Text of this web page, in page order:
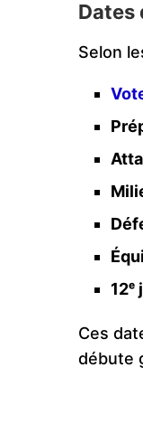
Dates
Selon
12ᵉ
Ces
débute